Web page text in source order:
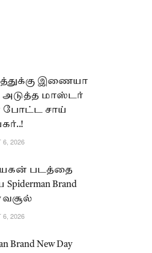
இணையா
அடுத்த மாஸ்டர்
போட்ட சாய்
6, 2026
படத்தை
Brand
வசூல்
6, 2026
Brand New Day